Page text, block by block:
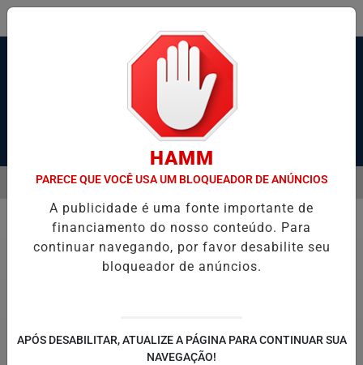
Pesquisar Notícia
SÃO VICENTE E GUARUJÁ MELHORAM DESEMPENHO
EM ALTA
MENU
HAMM
PARECE QUE VOCÊ USA UM BLOQUEADOR DE ANÚNCIOS
A publicidade é uma fonte importante de
financiamento do nosso conteúdo. Para
continuar navegando, por favor desabilite seu
bloqueador de anúncios.
APÓS DESABILITAR, ATUALIZE A PÁGINA PARA CONTINUAR SUA
NAVEGAÇÃO!